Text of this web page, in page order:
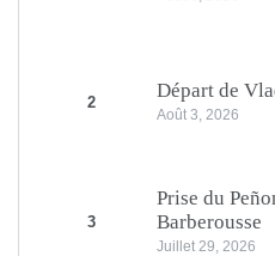
2
Départ de
Août 3, 2026
3
Prise du
Barberousse
Juillet 29, 2026